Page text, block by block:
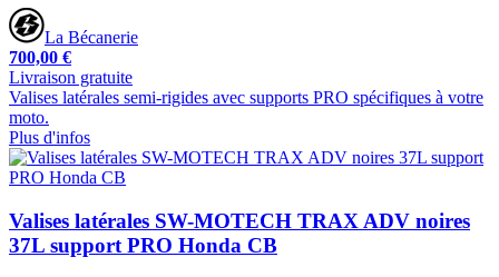
La Bécanerie
700,00 €
Livraison gratuite
Valises latérales semi-rigides avec supports PRO spécifiques à votre
moto.
Plus d'infos
Valises latérales SW-MOTECH TRAX ADV noires
37L support PRO Honda CB